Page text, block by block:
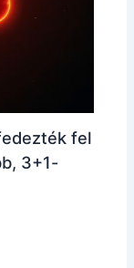
fel
3+1-